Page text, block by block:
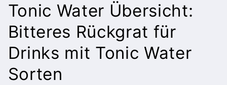
Tonic Water Übersicht:
Bitteres Rückgrat für
Drinks mit Tonic Water
Sorten